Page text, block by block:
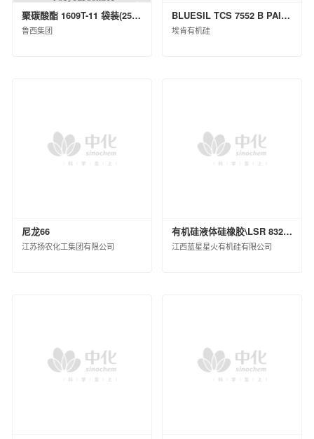
聚碳酸酯 1609T-11 袋装(25kg)
鲁西集团
BLUESIL TCS 7552 B PAIL P 20KG
埃肯有机硅
尼龙66
江苏扬农化工集团有限公司
有机硅液体硅橡胶\LSR 8320 H B\桶装(KG)\200
江西蓝星星火有机硅有限公司